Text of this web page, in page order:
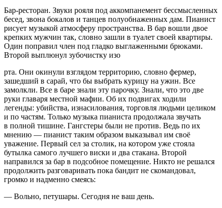
Бар-ресторан. Звуки рояля под аккомпанемент бессмысленных
бесед, звона бокалов и танцев полуобнаженных дам. Пианист
рисует музыкой атмосферу пространства. В бар вошли двое
крепких мужчин так, словно зашли в туалет своей квартиры.
Один поправил член под гладко выглаженными брюками.
Второй выплюнул зубочистку изо
рта. Они окинули взглядом территорию, словно фермер,
зашедший в сарай, что бы выбрать курицу на ужин. Все
замолкли. Все в баре знали эту парочку. Знали, что это две
руки главаря местной мафии. Об их подвигах ходили
легенды: убийства, изнасилования, торговля людьми целиком
и по частям. Только музыка пианиста продолжала звучать
в полной тишине. Гангстеры были не против. Ведь по их
мнению — пианист таким образом выказывал им своё
уважение. Первый сел за столик, на котором уже стояла
бутылка самого лучшего виски и два стакана. Второй
направился за бар в подсобное помещение. Никто не решался
продолжить разговаривать пока бандит не скомандовал,
громко и надменно смеясь:
— Вольно, петушары. Сегодня не ваш день.